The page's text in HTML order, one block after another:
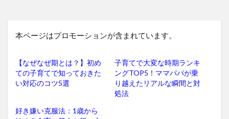
本ページはプロモーションが含まれています。
【なぜなぜ期とは？】初め
ての子育てで知っておきた
い対応のコツ5選
子育てで大変な時期ランキ
ングTOP5！ママパパが乗
り越えたリアルな瞬間と対
処法
好き嫌い克服法：1歳から